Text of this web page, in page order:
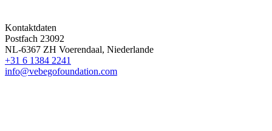
Kontaktdaten
Postfach 23092
NL-6367 ZH Voerendaal, Niederlande
+31 6 1384 2241
info@vebegofoundation.com